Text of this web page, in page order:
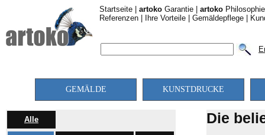
Startseite artoko Garantie artoko Philosophie
Referenzen
Ihre Vorteile Gemäldepflege
GEMÄLDE KUNSTDRUCKE
Alle Die